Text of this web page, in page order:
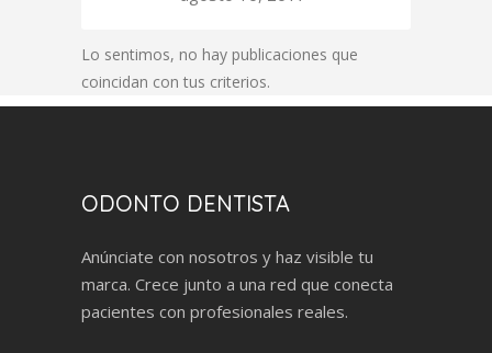
Lo sentimos, no hay publicaciones que
coincidan con tus criterios.
ODONTO DENTISTA
Anúnciate con nosotros y haz visible tu
marca. Crece junto a una red que conecta
pacientes con profesionales reales.